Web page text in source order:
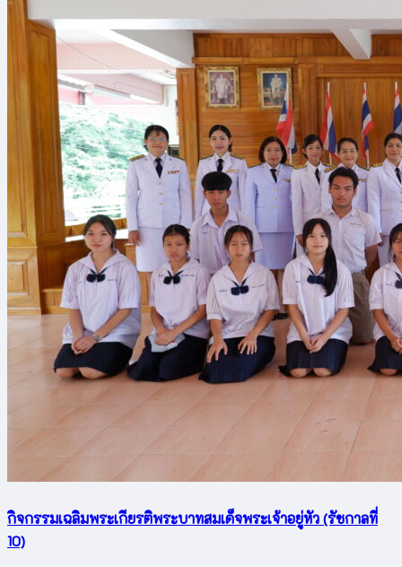
กิจกรรมเฉลิมพระเกียรติพระบาทสมเด็จพระเจ้าอยู่หัว (รัชกาลที่
10)